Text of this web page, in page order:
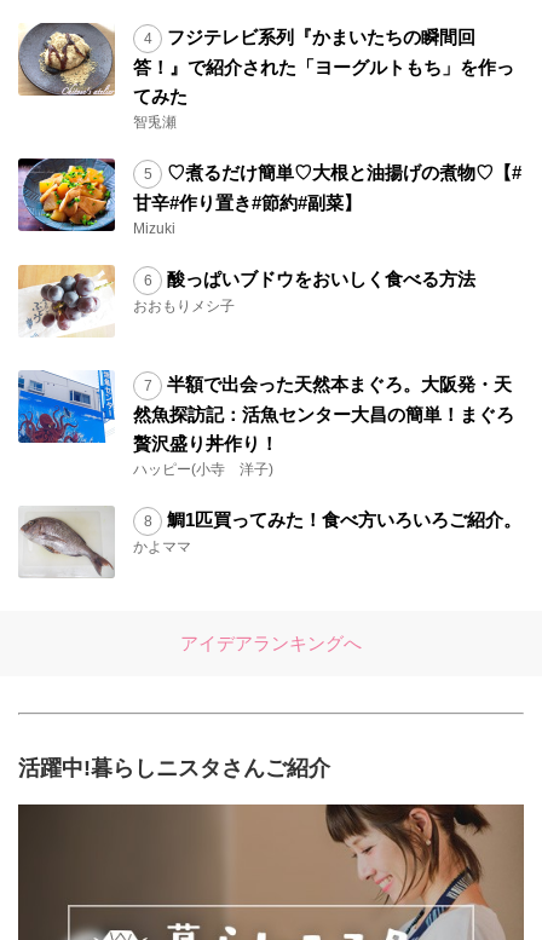
フジテレビ系列『かまいたちの瞬間回
答！』で紹介された「ヨーグルトもち」を作っ
てみた
智兎瀬
♡煮るだけ簡単♡大根と油揚げの煮物♡【#
甘辛#作り置き#節約#副菜】
Mizuki
酸っぱいブドウをおいしく食べる方法
おおもりメシ子
半額で出会った天然本まぐろ。大阪発・天
然魚探訪記：活魚センター大昌の簡単！まぐろ
贅沢盛り丼作り！
ハッピー(小寺 洋子)
鯛1匹買ってみた！食べ方いろいろご紹介。
かよママ
アイデアランキングへ
活躍中!暮らしニスタさんご紹介